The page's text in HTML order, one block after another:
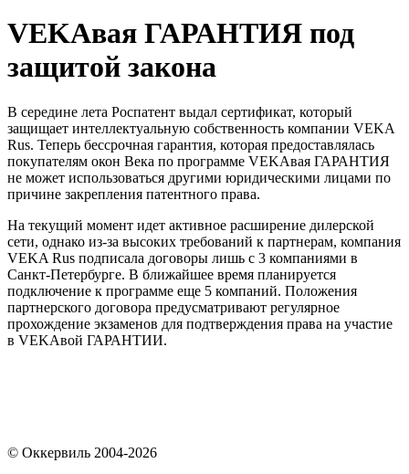
VEKAвая ГАРАНТИЯ под
защитой закона
В середине лета Роспатент выдал сертификат, который
защищает интеллектуальную собственность компании VEKA
Rus. Теперь бессрочная гарантия, которая предоставлялась
покупателям окон Века по программе VEKAвая ГАРАНТИЯ
не может использоваться другими юридическими лицами по
причине закрепления патентного права.
На текущий момент идет активное расширение дилерской
сети, однако из-за высоких требований к партнерам, компания
VEKA Rus подписала договоры лишь с 3 компаниями в
Санкт-Петербурге. В ближайшее время планируется
подключение к программе еще 5 компаний. Положения
партнерского договора предусматривают регулярное
прохождение экзаменов для подтверждения права на участие
в VEKAвой ГАРАНТИИ.
© Оккервиль 2004-2026